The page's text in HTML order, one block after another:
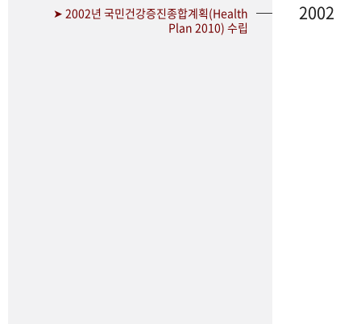
➤ 2002년 국민건강증진종합계획(Health
Plan 2010) 수립
2002